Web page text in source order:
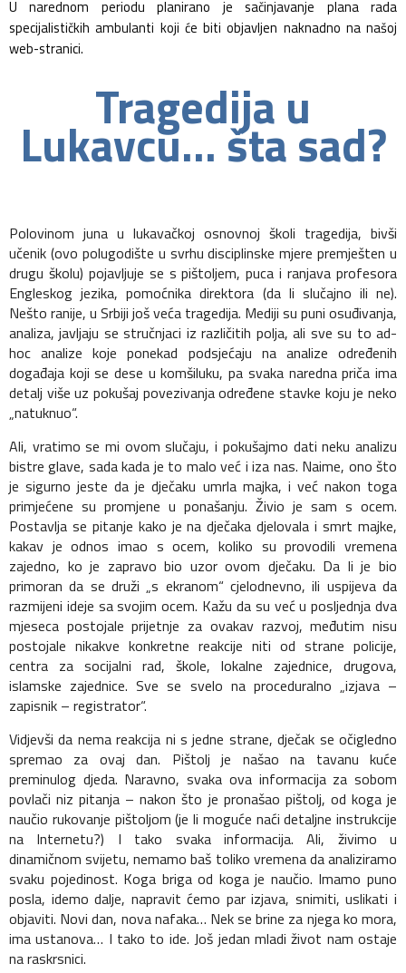
U narednom periodu planirano je sačinjavanje plana rada
specijalističkih ambulanti koji će biti objavljen naknadno na našoj
web-stranici.
Tragedija u
Lukavcu... šta sad?
Polovinom juna u lukavačkoj osnovnoj školi tragedija, bivši
učenik (ovo polugodište u svrhu disciplinske mjere premješten u
drugu školu) pojavljuje se s pištoljem, puca i ranjava profesora
Engleskog jezika, pomoćnika direktora (da li slučajno ili ne).
Nešto ranije, u Srbiji još veća tragedija. Mediji su puni osuđivanja,
analiza, javljaju se stručnjaci iz različitih polja, ali sve su to ad-
hoc analize koje ponekad podsjećaju na analize određenih
događaja koji se dese u komšiluku, pa svaka naredna priča ima
detalj više uz pokušaj povezivanja određene stavke koju je neko
„natuknuo“.
Ali, vratimo se mi ovom slučaju, i pokušajmo dati neku analizu
bistre glave, sada kada je to malo već i iza nas. Naime, ono što
je sigurno jeste da je dječaku umrla majka, i već nakon toga
primjećene su promjene u ponašanju. Živio je sam s ocem.
Postavlja se pitanje kako je na dječaka djelovala i smrt majke,
kakav je odnos imao s ocem, koliko su provodili vremena
zajedno, ko je zapravo bio uzor ovom dječaku. Da li je bio
primoran da se druži „s ekranom“ cjelodnevno, ili uspijeva da
razmijeni ideje sa svojim ocem. Kažu da su već u posljednja dva
mjeseca postojale prijetnje za ovakav razvoj, međutim nisu
postojale nikakve konkretne reakcije niti od strane policije,
centra za socijalni rad, škole, lokalne zajednice, drugova,
islamske zajednice. Sve se svelo na proceduralno „izjava –
zapisnik – registrator“.
Vidjevši da nema reakcija ni s jedne strane, dječak se očigledno
spremao za ovaj dan. Pištolj je našao na tavanu kuće
preminulog djeda. Naravno, svaka ova informacija za sobom
povlači niz pitanja – nakon što je pronašao pištolj, od koga je
naučio rukovanje pištoljom (je li moguće naći detaljne instrukcije
na Internetu?) I tako svaka informacija. Ali, živimo u
dinamičnom svijetu, nemamo baš toliko vremena da analiziramo
svaku pojedinost. Koga briga od koga je naučio. Imamo puno
posla, idemo dalje, napravit ćemo par izjava, snimiti, uslikati i
objaviti. Novi dan, nova nafaka… Nek se brine za njega ko mora,
ima ustanova… I tako to ide. Još jedan mladi život nam ostaje
na raskrsnici.